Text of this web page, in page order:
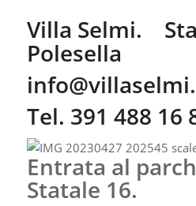
Villa Selmi.
Polesella
Tel. 391 488 16
Entrata al
Statale 16.